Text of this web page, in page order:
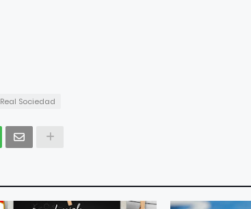
Real Sociedad